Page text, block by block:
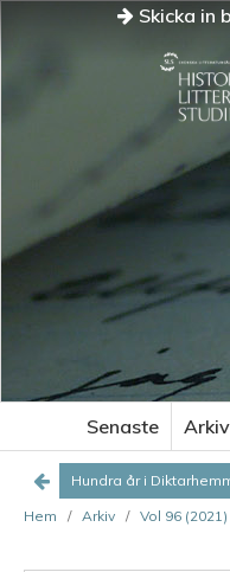
Skicka in
Senaste Arkiv
Hundra år i
Hem
/ Arkiv / Vol 96 (2021)